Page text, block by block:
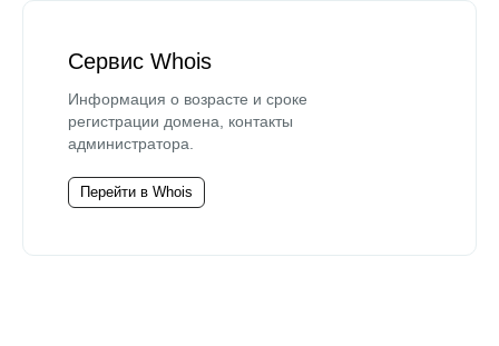
Сервис Whois
Информация о возрасте и сроке
регистрации домена, контакты
администратора.
Перейти в Whois